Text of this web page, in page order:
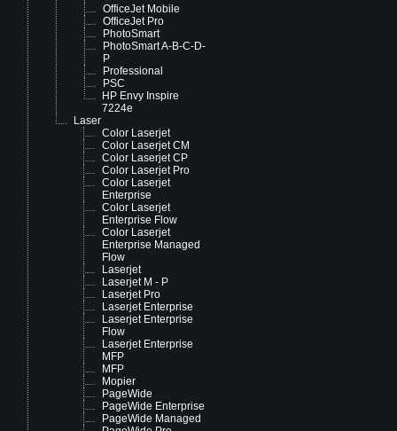
OfficeJet Mobile
OfficeJet Pro
PhotoSmart
PhotoSmart A-B-C-D-
P
Professional
PSC
HP Envy Inspire
7224e
Laser
Color Laserjet
Color Laserjet CM
Color Laserjet CP
Color Laserjet Pro
Color Laserjet
Enterprise
Color Laserjet
Enterprise Flow
Color Laserjet
Enterprise Managed
Flow
Laserjet
Laserjet M - P
Laserjet Pro
Laserjet Enterprise
Laserjet Enterprise
Flow
Laserjet Enterprise
MFP
MFP
Mopier
PageWide
PageWide Enterprise
PageWide Managed